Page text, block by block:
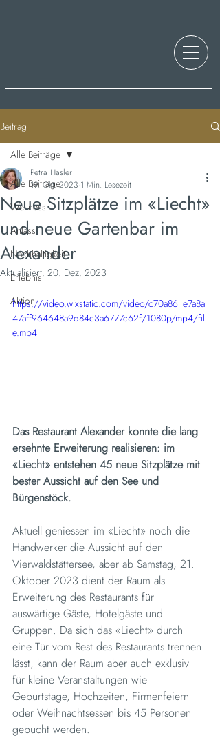
Beitrag
Alle Beiträge
Wellness
Anlass
Nachhaltigkeit
Erlebnis
Aktion
Alle Beiträge
Neue Sitzplätze im «Liecht»
und neue Gartenbar im
Alexander
Petra Hasler
19. Okt. 2023 1 Min. Lesezeit
Aktualisiert: 20. Dez. 2023
https://video.wixstatic.com/video/c70a86_e7a8a
47aff964648a9d84c3a6777c62f/1080p/mp4/fil
e.mp4
Das Restaurant Alexander konnte die lang
ersehnte Erweiterung realisieren: im
«Liecht» entstehen 45 neue Sitzplätze mit
bester Aussicht auf den See und
Bürgenstöck.
Aktuell geniessen im «Liecht» noch die
Handwerker die Aussicht auf den
Vierwaldstättersee, aber ab Samstag, 21.
Oktober 2023 dient der Raum als
Erweiterung des Restaurants für
auswärtige Gäste, Hotelgäste und
Gruppen. Da sich das «Liecht» durch
eine Tür vom Rest des Restaurants trennen
lässt, kann der Raum aber auch exklusiv
für kleine Veranstaltungen wie
Geburtstage, Hochzeiten, Firmenfeiern
oder Weihnachtsessen bis 45 Personen
gebucht werden.